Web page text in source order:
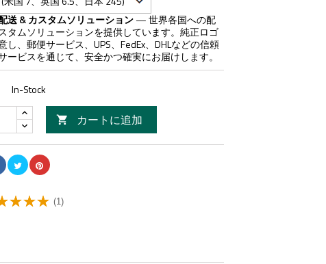
送 & カスタムソリューション— 世界各国への配
タムソリューションを提供しています。純正ロゴ
し、郵便サービス、UPS、FedEx、DHLなどの信頼
ービスを通じて、安全かつ確実にお届けします。
In-Stock
 カートに追加
(1)